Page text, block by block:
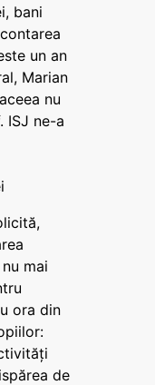
bani
un an
Marian
nu
ISJ ne-a
mai
ora din
de